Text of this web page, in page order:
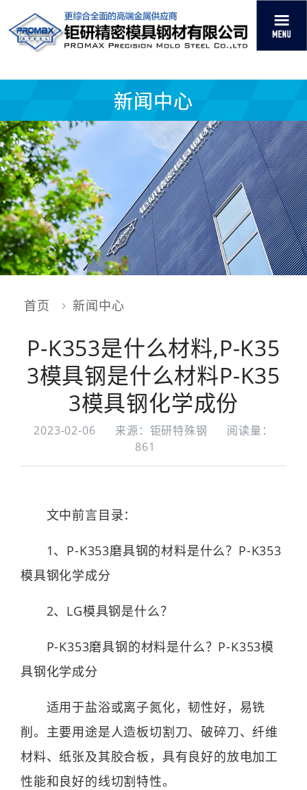
新闻中心
首页 新闻中心
P-K353是什么材料,P-K35
3模具钢是什么材料P-K35
3模具钢化学成份
2023-02-06 来源：钜研特殊钢
阅读量：
861
文中前言目录：
1、P-K353磨具钢的材料是什么？P-K353
模具钢化学成分
2、LG模具钢是什么？
P-K353磨具钢的材料是什么？P-K353模
具钢化学成分
适用于盐浴或离子氮化，韧性好，易铣
削。主要用途是人造板切割刀、破碎刀、纤维
材料、纸张及其胶合板，具有良好的放电加工
性能和良好的线切割特性。